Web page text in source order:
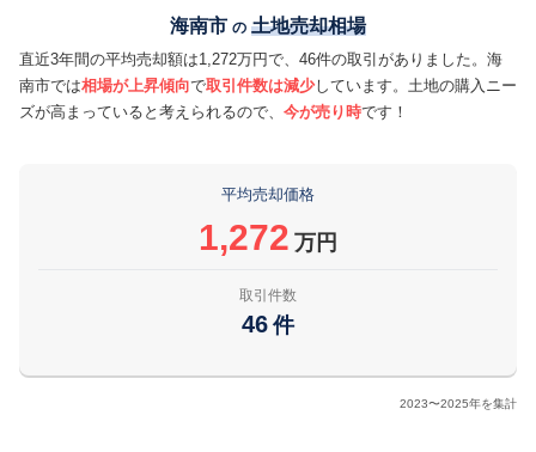
海南市 の 土地売却相場
直近3年間の平均売却額は1,272万円で、46件の取引がありました。海
南市では相場が上昇傾向で取引件数は減少しています。土地の購入ニー
ズが高まっていると考えられるので、 今が売り時です！
平均売却価格
1,272 万円
取引件数
46 件
2023〜2025年を集計